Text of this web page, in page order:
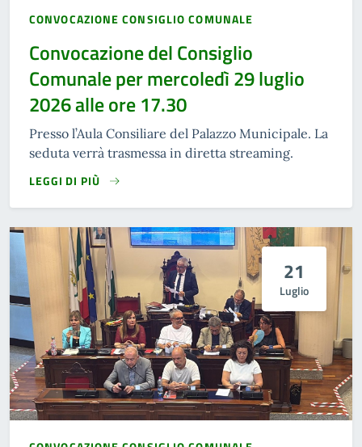
CONVOCAZIONE CONSIGLIO COMUNALE
Convocazione del Consiglio
Comunale per mercoledì 29 luglio
2026 alle ore 17.30
Presso l’Aula Consiliare del Palazzo Municipale. La
seduta verrà trasmessa in diretta streaming.
LEGGI DI PIÙ
21
Luglio